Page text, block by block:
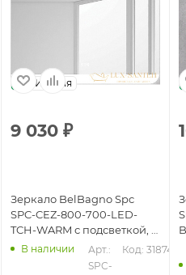
Италия
9 030 ₽
Зеркало BelBagno Spc
SPC-CEZ-800-700-LED-
TCH-WARM с подсветкой, с
подогревом, с сенсорным
выключателем
В наличии
Арт.:
SPC-
Код: 31874